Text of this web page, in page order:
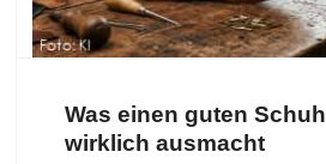
Was einen guten Schuh
wirklich ausmacht